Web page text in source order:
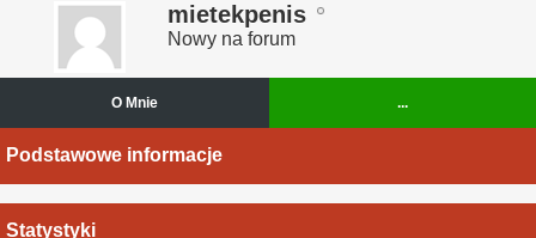
mietekpenis
Nowy na forum
O Mnie ...
Podstawowe informacje
Statystyki